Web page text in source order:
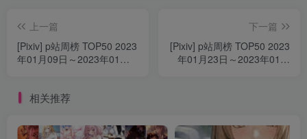
上一篇
[Pixiv] p站周榜 TOP50 2023
年01月09日～2023年01月
下一篇
[Pixiv] p站周榜 TOP50 2023
年01月23日～2023年01月
相关推荐